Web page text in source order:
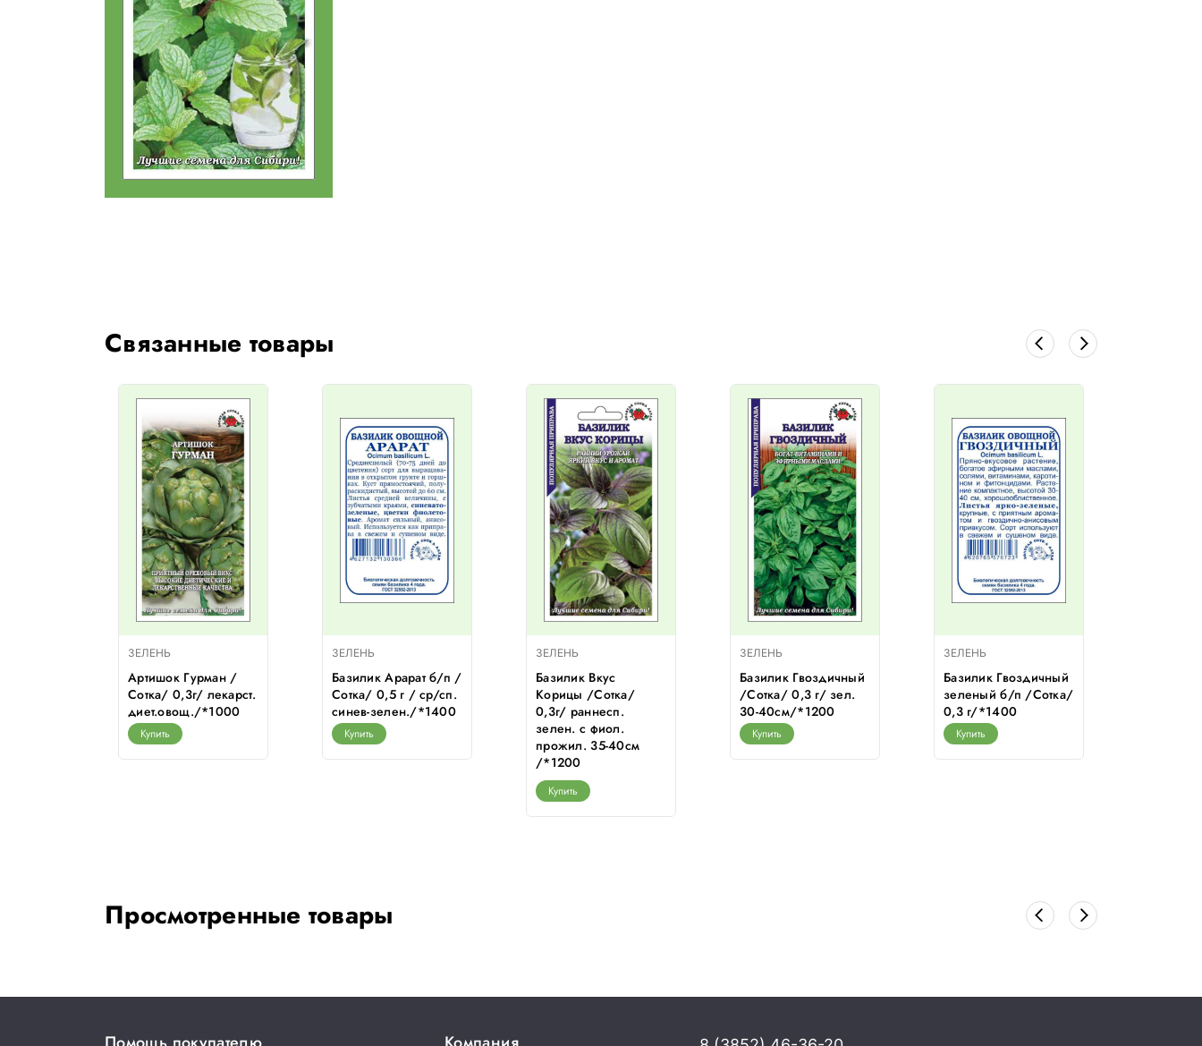
Связанные товары
ЗЕЛЕНЬ
Артишок Гурман /
Сотка/ 0,3г/ лекарст.
диет.овощ./*1000
Купить
ЗЕЛЕНЬ
Базилик Арарат б/п /
Сотка/ 0,5 г / ср/сп.
синев-зелен./*1400
Купить
ЗЕЛЕНЬ
Базилик Вкус
Корицы /Сотка/
0,3г/ раннесп.
зелен. с фиол.
прожил. 35-40см
/*1200
Купить
ЗЕЛЕНЬ
Базилик Гвоздичный
/Сотка/ 0,3 г/ зел.
30-40см/*1200
Купить
ЗЕЛЕНЬ
Базилик Гвоздичный
зеленый б/п /Сотка/
0,3 г/*1400
Купить
Просмотренные товары